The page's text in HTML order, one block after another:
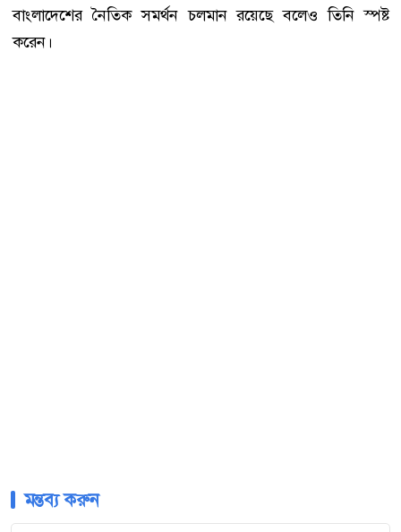
বাংলাদেশের নৈতিক সমর্থন চলমান রয়েছে বলেও তিনি স্পষ্ট
করেন।
মন্তব্য করুন